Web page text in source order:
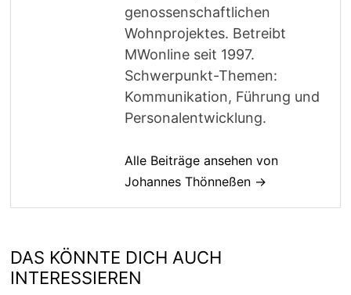
genossenschaftlichen
Wohnprojektes. Betreibt
MWonline seit 1997.
Schwerpunkt-Themen:
Kommunikation, Führung und
Personalentwicklung.
Alle Beiträge ansehen von
Johannes Thönneßen →
DAS KÖNNTE DICH AUCH
INTERESSIEREN